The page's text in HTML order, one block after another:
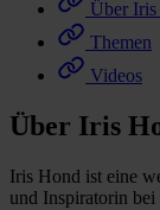
Über
Themen
Videos
Über Iris
Iris Hond ist eine
und Inspiratorin bei